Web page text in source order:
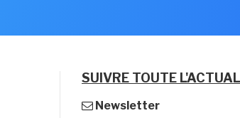
SUIVRE TOUTE
Newsletter